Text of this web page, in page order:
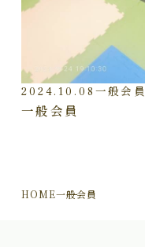
2024.10.08 一般会員
一般会員
HOME一般会員